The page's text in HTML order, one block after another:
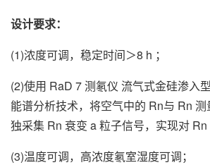
设计要求：
(1)浓度可调，稳定时间＞8 h ；
(2)使用 RaD 7 测氡仪 流气式金硅渗入
能谱分析技术，将空气中的 Rn与 Rn
独采集 Rn 衰变 a 粒子信号，实现对 Rn
(3)温度可调，高浓度氡室湿度可调；